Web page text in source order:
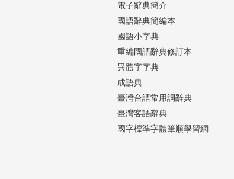
電子辭典簡介
國語辭典簡編本
國語小字典
重編國語辭典修訂本
異體字字典
成語典
臺灣台語常用詞辭典
臺灣客語辭典
國字標準字體筆順學習網